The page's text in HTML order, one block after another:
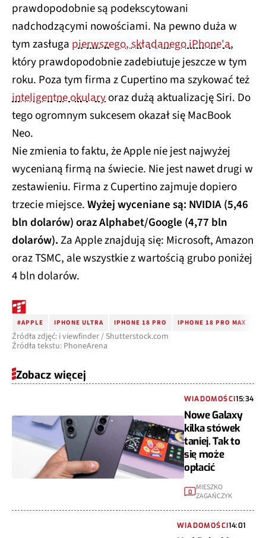
prawdopodobnie są podekscytowani
nadchodzącymi nowościami. Na pewno duża w
tym zasługa pierwszego, składanego iPhone'a,
który prawdopodobnie zadebiutuje jeszcze w tym
roku. Poza tym firma z Cupertino ma szykować też
inteligentne okularyoraz dużą aktualizację Siri. Do
tego ogromnym sukcesem okazał się MacBook
Neo.
Nie zmienia to faktu, że Apple nie jest najwyżej
wycenianą firmą na świecie. Nie jest nawet drugi w
zestawieniu. Firma z Cupertino zajmuje dopiero
trzecie miejsce.Wyżej wyceniane są: NVIDIA (5,46
bln dolarów) oraz Alphabet/Google (4,77 bln
dolarów).Za Apple znajdują się: Microsoft, Amazon
oraz TSMC, ale wszystkie z wartością grubo poniżej
4 bln dolarów.
#APPLE IPHONE ULTRA IPHONE 18 PRO IPHONE 18 PRO MAX
Źródła zdjęć: i viewfinder / Shutterstock.com
Źródła tekstu: PhoneArena
Zobacz więcej
WIADOMOŚCI15:34
Nowe Galaxy
kilka stówek
taniej. Tak to
się może
opłacić
0
MIESZKO
ZAGAŃCZYK
WIADOMOŚCI14:01